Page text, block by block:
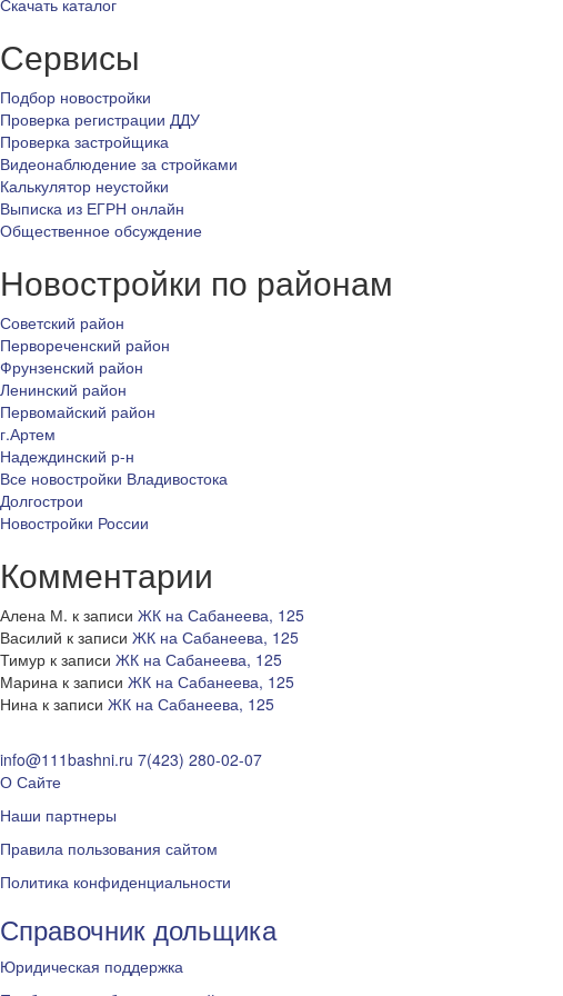
Скачать каталог
Сервисы
Подбор новостройки
Проверка регистрации ДДУ
Проверка застройщика
Видеонаблюдение за стройками
Калькулятор неустойки
Выписка из ЕГРН онлайн
Общественное обсуждение
Новостройки по районам
Советский район
Первореченский район
Фрунзенский район
Ленинский район
Первомайский район
г.Артем
Надеждинский р-н
Все новостройки Владивостока
Долгострои
Новостройки России
Комментарии
Алена М. к записи ЖК на Сабанеева, 125
Василий к записи ЖК на Сабанеева, 125
Тимур к записи ЖК на Сабанеева, 125
Марина к записи ЖК на Сабанеева, 125
Нина к записи ЖК на Сабанеева, 125
info@111bashni.ru 7(423) 280-02-07
О Сайте
Наши партнеры
Правила пользования сайтом
Политика конфиденциальности
Справочник дольщика
Юридическая поддержка